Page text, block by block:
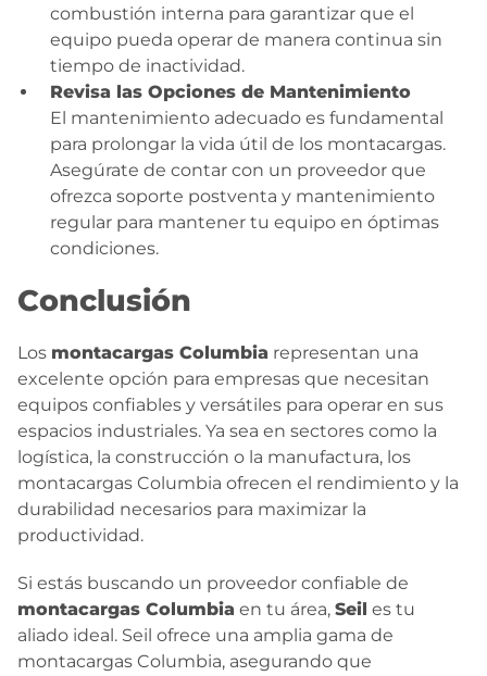
combustión interna para garantizar que el
equipo pueda operar de manera continua sin
tiempo de inactividad.
Revisa las Opciones de Mantenimiento
El mantenimiento adecuado es fundamental
para prolongar la vida útil de los montacargas.
Asegúrate de contar con un proveedor que
ofrezca soporte postventa y mantenimiento
regular para mantener tu equipo en óptimas
condiciones.
Conclusión
Los montacargas Columbia representan una
excelente opción para empresas que necesitan
equipos confiables y versátiles para operar en sus
espacios industriales. Ya sea en sectores como la
logística, la construcción o la manufactura, los
montacargas Columbia ofrecen el rendimiento y la
durabilidad necesarios para maximizar la
productividad.
Si estás buscando un proveedor confiable de
montacargas Columbia en tu área, Seil es tu
aliado ideal. Seil ofrece una amplia gama de
montacargas Columbia, asegurando que